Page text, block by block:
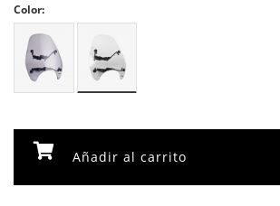
Color:
Añadir al carrito